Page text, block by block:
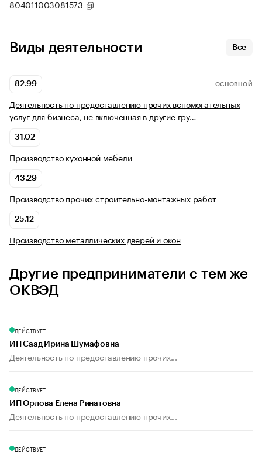
804011003081573
Виды деятельности Все
82.99 ОСНОВНОЙ
Деятельность по предоставлению прочих вспомогательных
услуг для бизнеса, не включенная в другие гру…
31.02
Производство кухонной мебели
43.29
Производство прочих строительно-монтажных работ
25.12
Производство металлических дверей и окон
Другие предприниматели с тем же
ОКВЭД
ДЕЙСТВУЕТ
ИП Саад Ирина Шумафовна
Деятельность по предоставлению прочих...
ДЕЙСТВУЕТ
ИП Орлова Елена Ринатовна
Деятельность по предоставлению прочих...
ДЕЙСТВУЕТ